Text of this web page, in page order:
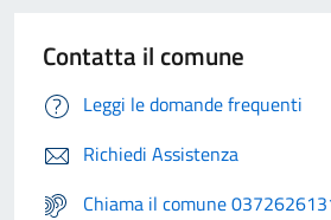
Contatta il comune
Leggi le domande frequenti
Richiedi Assistenza
Chiama il comune